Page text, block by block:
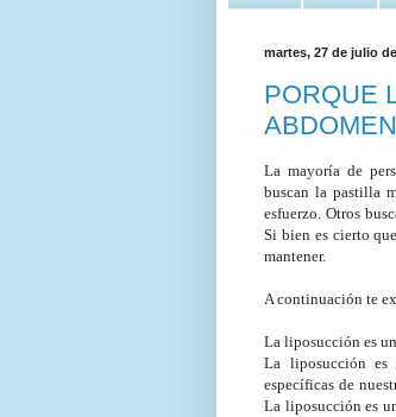
martes, 27 de julio
PORQUE
La mayoría de
buscan la pastilla
esfuerzo. Otros
Si bien es cierto
mantener.
A continuación te
La liposucción es
La liposucción es
específicas de
La liposucción es